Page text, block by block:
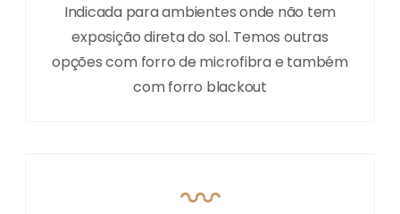
Indicada para ambientes onde não tem
exposição direta do sol. Temos outras
opções com forro de microfibra e também
com forro blackout